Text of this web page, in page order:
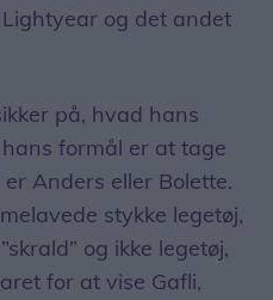
og det andet
på, hvad hans
formål er at tage
Anders eller Bolette.
stykke legetøj,
og ikke legetøj,
for at vise Gafli,